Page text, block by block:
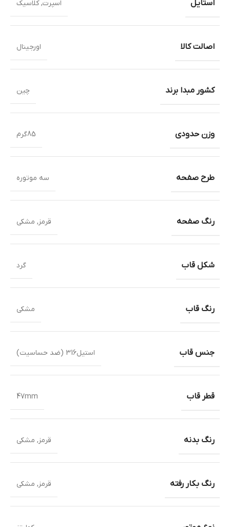
استایل اسپرت,کلاسیک
اصالت کالا اورجینال
کشور مبدا برند چین
وزن حدودی 85گرم
طرح صفحه سه موتوره
رنگ صفحه قرمز, مشکی
شکل قاب گرد
رنگ قاب مشکی
جنس قاب استیل316 (ضد حساسیت)
قطر قاب 47mm
رنگ بدنه قرمز, مشکی
رنگ بکار رفته قرمز, مشکی